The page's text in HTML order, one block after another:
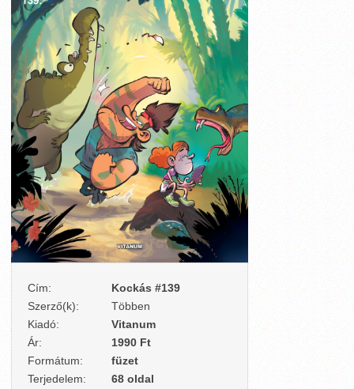
Cím:
Kockás #139
Szerző(k):
Többen
Kiadó:
Vitanum
Ár:
1990 Ft
Formátum:
füzet
Terjedelem:
68 oldal